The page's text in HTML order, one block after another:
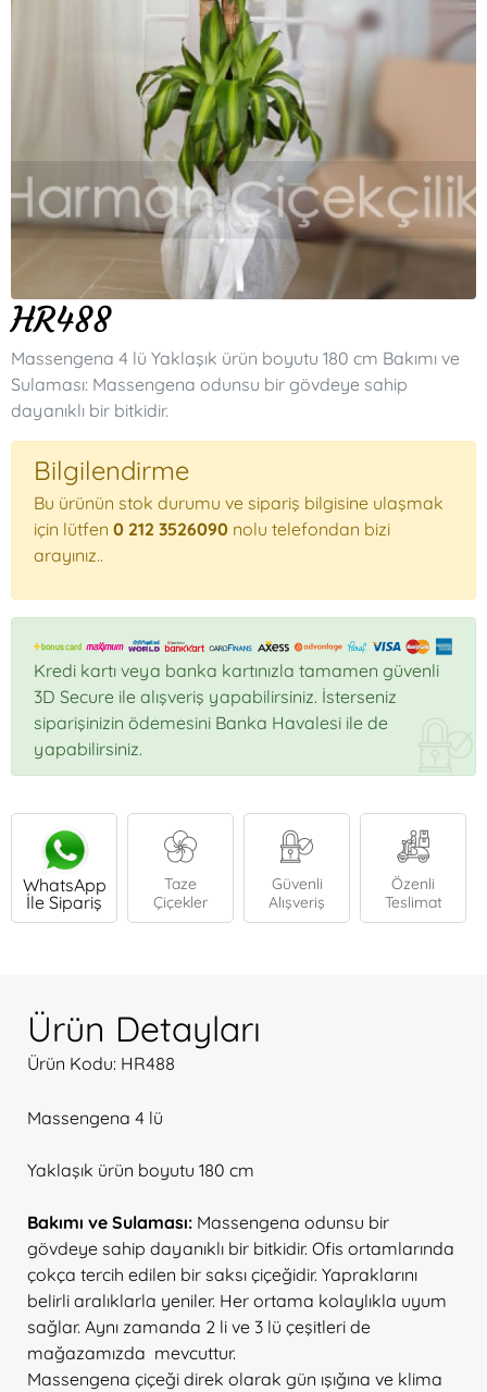
HR488
Massengena 4 lü Yaklaşık ürün boyutu 180 cm Bakımı ve
Sulaması: Massengena odunsu bir gövdeye sahip
dayanıklı bir bitkidir.
Bilgilendirme
Bu ürünün stok durumu ve sipariş bilgisine ulaşmak
için lütfen 0 212 3526090 nolu telefondan bizi
arayınız..
Kredi kartı veya banka kartınızla tamamen güvenli
3D Secure ile alışveriş yapabilirsiniz. İsterseniz
siparişinizin ödemesini Banka Havalesi ile de
yapabilirsiniz.
WhatsApp
İle Sipariş
Taze
Çiçekler
Güvenli
Alışveriş
Özenli
Teslimat
Ürün Detayları
Ürün Kodu: HR488
Massengena 4 lü
Yaklaşık ürün boyutu 180 cm
Bakımı ve Sulaması: Massengena odunsu bir
gövdeye sahip dayanıklı bir bitkidir. Ofis ortamlarında
çokça tercih edilen bir saksı çiçeğidir. Yapraklarını
belirli aralıklarla yeniler. Her ortama kolaylıkla uyum
sağlar. Aynı zamanda 2 li ve 3 lü çeşitleri de
mağazamızda mevcuttur.
Massengena çiçeği direk olarak gün ışığına ve klima